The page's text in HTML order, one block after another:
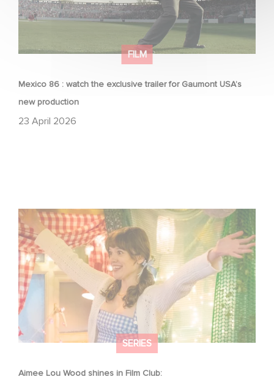
FILM
Mexico 86 : watch the exclusive trailer for Gaumont USA’s
new production
23 April 2026
SERIES
Aimee Lou Wood shines in Film Club:
Aimee Lou Wood shines in Film Club: